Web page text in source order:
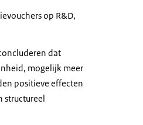
op R&D,
dat
mogelijk meer
positieve effecten
structureel